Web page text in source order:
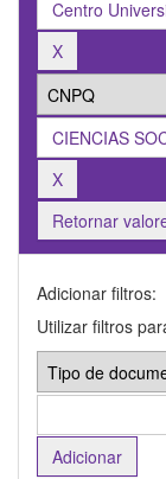
Retornar
Adicionar filtros:
Utilizar filtros